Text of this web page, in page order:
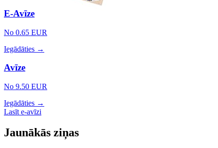
E-Avīze
No 0.65 EUR
Iegādāties →
Avīze
No 9.50 EUR
Iegādāties →
Lasīt e-avīzi
Jaunākās ziņas